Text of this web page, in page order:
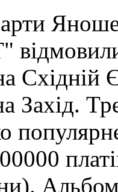
Східній
Захід.